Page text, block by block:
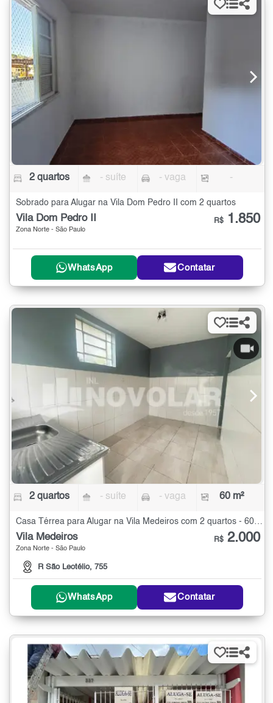
2 quartos - suíte - vaga -
Sobrado para Alugar na Vila Dom Pedro II com 2 quartos
Vila Dom Pedro II
Zona Norte - São Paulo
R$ 1.850
WhatsApp Contatar
2 quartos - suíte - vaga 60 m²
Casa Térrea para Alugar na Vila Medeiros com 2 quartos - 60 m²
Vila Medeiros
Zona Norte - São Paulo
R São Leotélio, 755
R$ 2.000
WhatsApp Contatar